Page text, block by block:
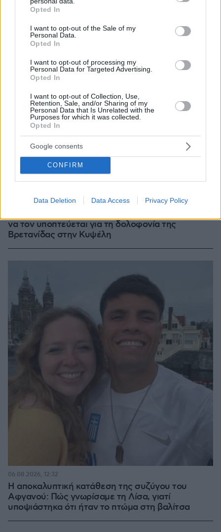
grant or deny consent to Google and its third-party tags to
use your data for below specified purposes in below Google
consent section.
Opted In
I want to opt-out of the Sale of my
Personal Data.
Opted In
I want to opt-out of processing my
Personal Data for Targeted Advertising.
Opted In
I want to opt-out of Collection, Use,
Retention, Sale, and/or Sharing of my
Personal Data that Is Unrelated with the
Purposes for which it was collected.
Opted In
Google consents
CONFIRM
Data Deletion Data Access Privacy Policy
Η απουσία μέσα στη νύχτα και η λεπτομέρεια στα
να τον υποπτεύεται για τη δολοφονία της
Βρετανίδας στην Κυψέλη
Η αποκαλυπτική κατάθεση της συζύγου του
Αφγανού: Πώς γνωρίσαμε τη Λίσα, γιατί
υποψιάστηκα ότι ήταν το πτώμα στη βαλίτσα
06.08.2026, 12:32